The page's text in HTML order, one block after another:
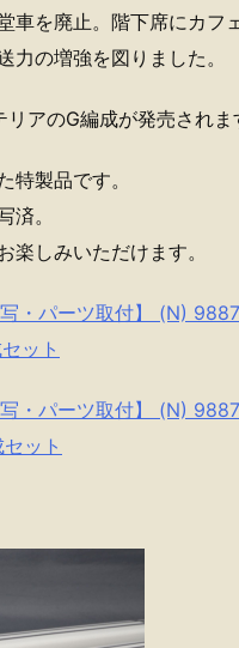
車を廃止。階下席にカ
力の増強を図りました。
アのG編成が発売されま
特製品です。
済。
楽しみいただけます。
・パーツ取付】 (N)
ット
・パーツ取付】 (N)
ット